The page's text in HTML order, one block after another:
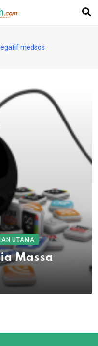
medsos
UTAMA
Massa